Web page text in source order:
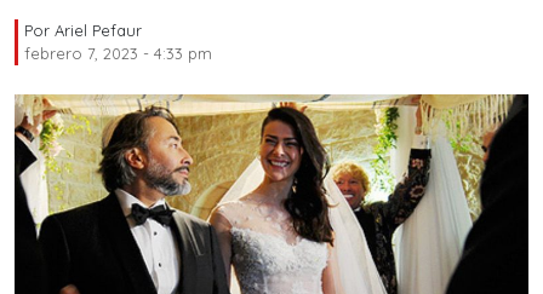
Por Ariel Pefaur
febrero 7, 2023 - 4:33 pm